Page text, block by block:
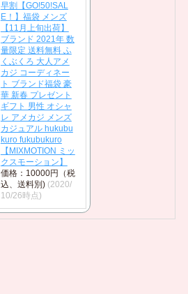
早割【GO!50!SAL
E！】福袋 メンズ
【11月上旬出荷】
ブランド 2021年 数
量限定 送料無料 ふ
くぶくろ 大人アメ
カジ コーディネー
ト ブランド福袋 豪
華 新春 プレゼント
ギフト 男性 オシャ
レ アメカジ メンズ
カジュアル hukubu
kuro fukubukuro
【MIXMOTION ミッ
クスモーション】
価格：10000円（税
込、送料別) (2020/
10/26時点)